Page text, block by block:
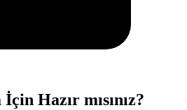
Hazır mısınız?